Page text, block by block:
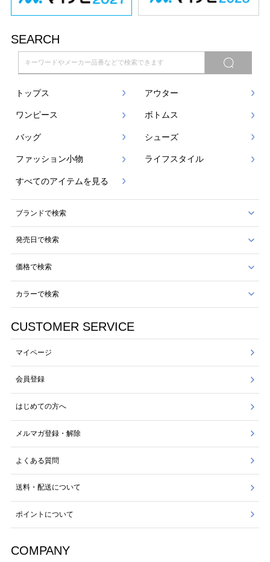
SEARCH
トップス アウター
ワンピース ボトムス
バッグ シューズ
ファッション小物 ライフスタイル
すべてのアイテムを見る
ブランドで検索
発売日で検索
価格で検索
カラーで検索
CUSTOMER SERVICE
マイページ
会員登録
はじめての方へ
メルマガ登録・解除
よくある質問
送料・配送について
ポイントについて
COMPANY